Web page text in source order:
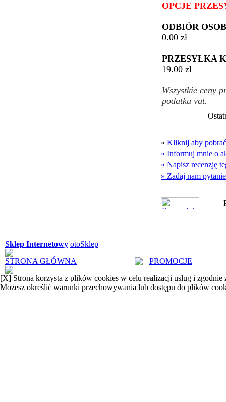
OPCJE
ODBIÓR
0.00 zł
PRZESYŁKA
19.00 zł
Wszystkie ceny
podatku vat.
» Kliknij aby
» Informuj mnie o
» Napisz recenzję
» Zadaj nam
Sklep Internetowy otoSklep
STRONA GŁÓWNA
PROMOCJE
[X] Strona korzysta z plików cookies w celu realizacji usług i zgodnie
Możesz określić warunki przechowywania lub dostępu do plików